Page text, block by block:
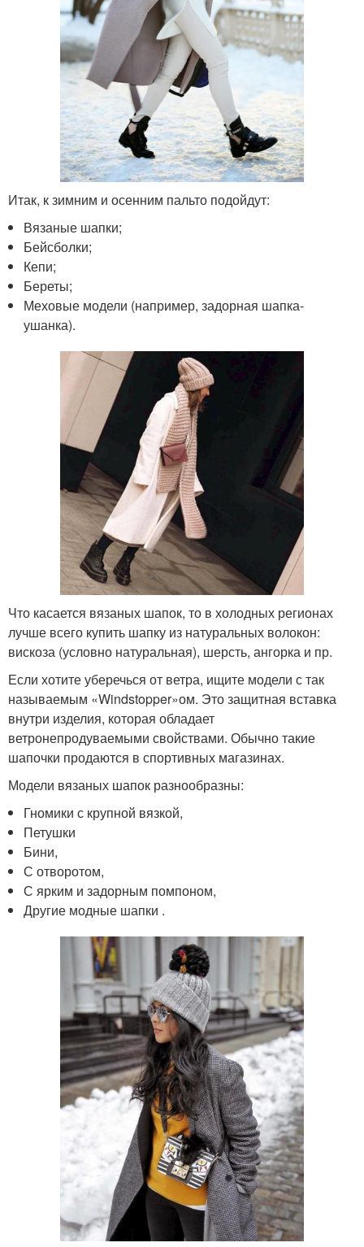
Итак, к зимним и осенним пальто подойдут:
Вязаные шапки;
Бейсболки;
Кепи;
Береты;
Меховые модели (например, задорная шапка-
ушанка).
Что касается вязаных шапок, то в холодных регионах
лучше всего купить шапку из натуральных волокон:
вискоза (условно натуральная), шерсть, ангорка и пр.
Если хотите уберечься от ветра, ищите модели с так
называемым «Windstopper»ом. Это защитная вставка
внутри изделия, которая обладает
ветронепродуваемыми свойствами. Обычно такие
шапочки продаются в спортивных магазинах.
Модели вязаных шапок разнообразны:
Гномики с крупной вязкой,
Петушки
Бини,
С отворотом,
С ярким и задорным помпоном,
Другие модные шапки .